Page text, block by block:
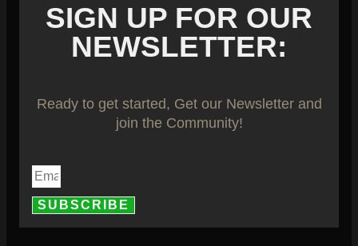
SIGN UP FOR OUR
NEWSLETTER:
Ready to get started, Get our Newsletter and
join the Community!
SUBSCRIBE